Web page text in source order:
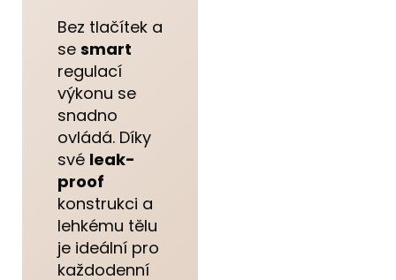
Bez tlačítek a
se smart
regulací
výkonu se
snadno
ovládá. Díky
své leak-
proof
konstrukci a
lehkému tělu
je ideální pro
každodenní